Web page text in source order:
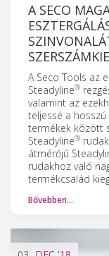
A SECO
A Seco Tools az
Steadyline®
valamint az
teljessé a
termékek között
Steadyline®
átmérőjű
rudakhoz való
termékcsalád
Bővebben…